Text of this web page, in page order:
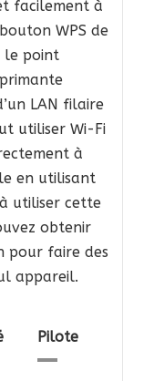
facilement à
WPS de
le point
LAN filaire
utiliser Wi-Fi
à
en utilisant
utiliser cette
obtenir
pour faire des
appareil.
Pilote